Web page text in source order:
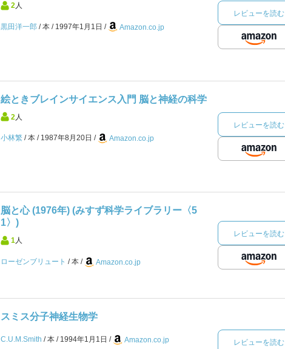
2 人
黒田洋一郎 本 1997年1月1日 Amazon.co.jp
レビューを読む
絵ときブレインサイエンス入門 脳と神経の科学
2 人
小林繁 本 1987年8月20日 Amazon.co.jp
レビューを読む
脳と心 (1976年) (みすず科学ライブラリー〈5
1〉)
1人
ローゼンブリュート 本 Amazon.co.jp
レビューを読む
スミス分子神経生物学
C.U.M.Smith 本 1994年1月1日 Amazon.co.jp レビューを読む